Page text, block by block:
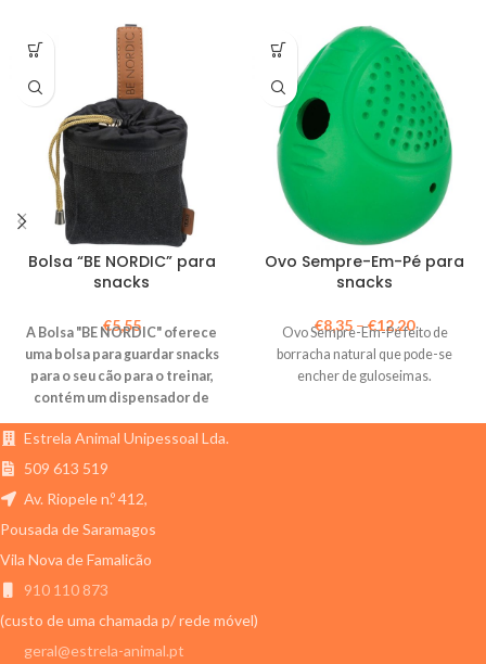
Bolsa “BE NORDIC” para
snacks
€5,55
A Bolsa "BE NORDIC" oferece
uma bolsa para guardar snacks
para o seu cão para o treinar,
contém um dispensador de
sacos integrado para limpar
dejetos.
Ovo Sempre-Em-Pé para
snacks
€8,35–€12,20
Ovo Sempre-Em-Pé feito de
borracha natural que pode-se
encher de guloseimas.
Estrela Animal Unipessoal Lda.
509 613 519
Av. Riopele n.º 412,
Pousada de Saramagos
Vila Nova de Famalicão
910 110 873
(custo de uma chamada p/ rede móvel)
geral@estrela-animal.pt